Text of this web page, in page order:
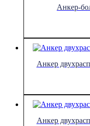
Анкер-
Анкер
Анкер